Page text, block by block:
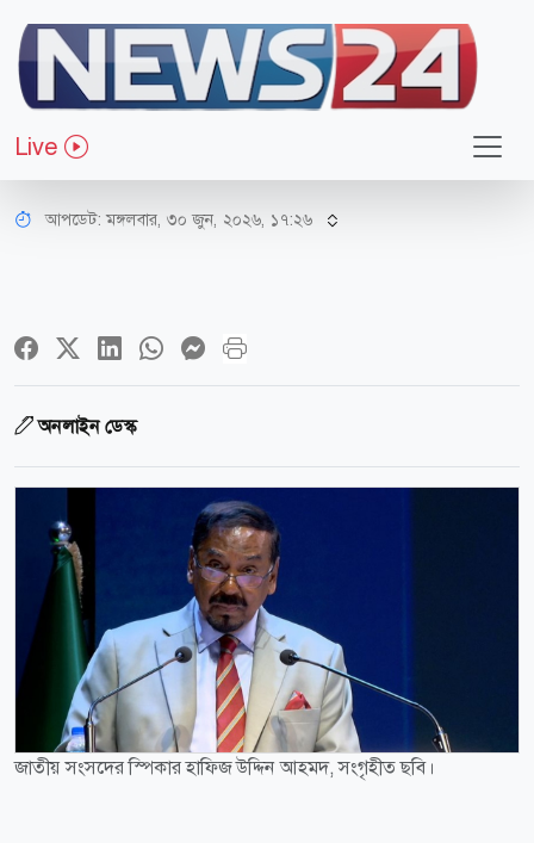
Live
জাতীয়
খামেনির জানাজায় যোগ দিতে তেহরান
যাচ্ছেন স্পিকার হাফিজ উদ্দিন
আপডেট: মঙ্গলবার, ৩০ জুন, ২০২৬, ১৭:২৬
অনলাইন ডেস্ক
জাতীয় সংসদের স্পিকার হাফিজ উদ্দিন আহমদ, সংগৃহীত ছবি।